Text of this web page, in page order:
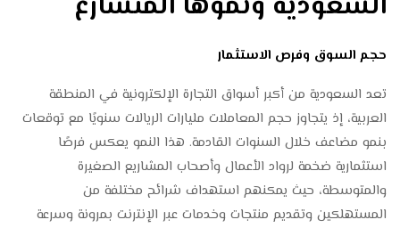
حجم السوق وفرص الاستثمار
تعد السعودية من أكبر أسواق التجارة الإلكترونية في المنطقة
العربية، إذ يتجاوز حجم المعاملات مليارات الريالات سنويًا مع توقعات
بنمو مضاعف خلال السنوات القادمة. هذا النمو يعكس فرصًا
استثمارية ضخمة لرواد الأعمال وأصحاب المشاريع الصغيرة
والمتوسطة، حيث يمكنهم استهداف شرائح مختلفة من
المستهلكين وتقديم منتجات وخدمات عبر الإنترنت بمرونة وسرعة